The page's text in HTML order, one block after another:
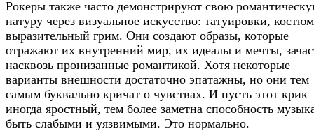
Рокеры также часто демонстрируют свою
натуру через визуальное искусство: татуировки,
выразительный грим. Они создают образы, которые
отражают их внутренний мир, их идеалы и мечты,
насквозь пронизанные романтикой. Хотя некоторые
варианты внешности достаточно эпатажны, но они тем
самым буквально кричат о чувствах. И пусть этот крик
иногда яростный, тем более заметна способность
быть слабыми и уязвимыми. Это нормально.